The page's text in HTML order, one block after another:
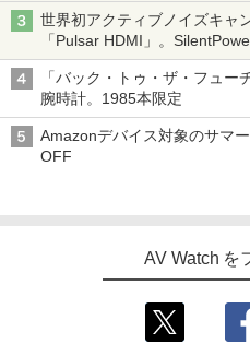
世界初アクティブノイズキャ
「Pulsar HDMI」。
「バック・トゥ・ザ・フュ
腕時計。1985本限定
Amazonデバイス対象のサマ
OFF
AV Watch を